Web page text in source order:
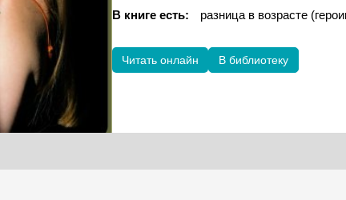
В книге есть: разница в возрасте
Читать онлайн В библиотеку